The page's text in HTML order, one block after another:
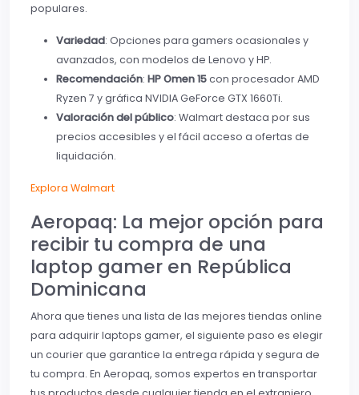
populares.
Variedad: Opciones para gamers ocasionales y
avanzados, con modelos de Lenovo y HP.
Recomendación: HP Omen 15con procesador AMD
Ryzen 7 y gráfica NVIDIA GeForce GTX 1660Ti.
Valoración del público: Walmart destaca por sus
precios accesibles y el fácil acceso a ofertas de
liquidación.
Explora Walmart
Aeropaq: La mejor opción para
recibir tu compra de una
laptop gamer en República
Dominicana
Ahora que tienes una lista de las mejores tiendas online
para adquirir laptops gamer, el siguiente paso es elegir
un courier que garantice la entrega rápida y segura de
tu compra. En Aeropaq, somos expertos en transportar